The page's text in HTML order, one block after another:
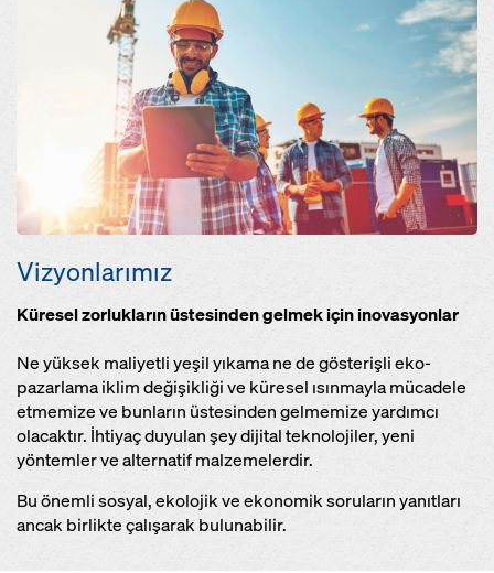
Vizyonlarımız
Küresel zorlukların üstesinden gelmek için inovasyonlar
Ne yüksek maliyetli yeşil yıkama ne de gösterişli eko-
pazarlama iklim değişikliği ve küresel ısınmayla mücadele
etmemize ve bunların üstesinden gelmemize yardımcı
olacaktır. İhtiyaç duyulan şey dijital teknolojiler, yeni
yöntemler ve alternatif malzemelerdir.
Bu önemli sosyal, ekolojik ve ekonomik soruların yanıtları
ancak birlikte çalışarak bulunabilir.